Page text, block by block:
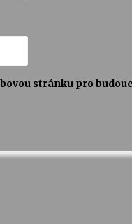
stránku pro